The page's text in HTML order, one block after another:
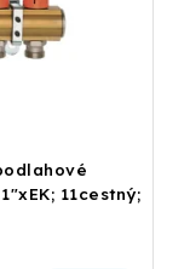
11cestný;